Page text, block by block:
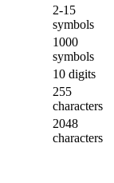
2-15
symbols
1000
symbols
10 digits
255
characters
2048
characters